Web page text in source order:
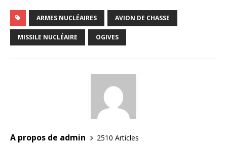
ARMES NUCLÉAIRES AVION DE CHASSE
MISSILE NUCLÉAIRE OGIVES
A propos de admin
2510 Articles